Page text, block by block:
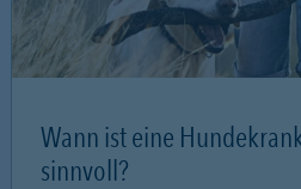
Wann ist eine
sinnvoll?